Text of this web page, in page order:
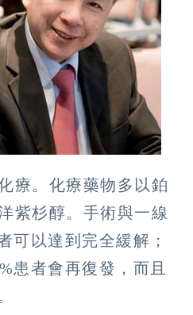
療。化療藥物多以鉑
紫杉醇。手術與一線
可以達到完全緩解；
患者會再復發，而且